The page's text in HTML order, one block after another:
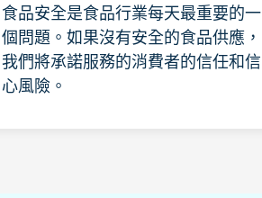
食品安全是食品行業每天最重要的一
個問題。如果沒有安全的食品供應，
我們將承諾服務的消費者的信任和信
心風險。